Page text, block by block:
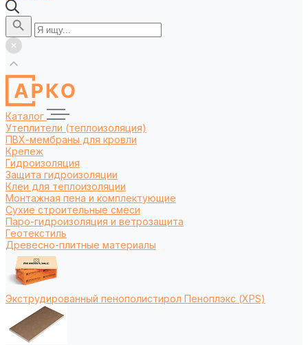
Каталог
Утеплители (теплоизоляция)
ПВХ-мембраны для кровли
Крепеж
Гидроизоляция
Защита гидроизоляции
Клеи для теплоизоляции
Монтажная пена и комплектующие
Сухие строительные смеси
Паро-гидроизоляция и ветрозащита
Геотекстиль
Древесно-плитные материалы
Экструдированный пенополистирол Пеноплэкс (XPS)